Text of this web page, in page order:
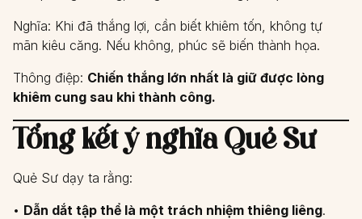
Nghĩa: Khi đã thắng lợi, cần biết khiêm tốn, không tự
mãn kiêu căng. Nếu không, phúc sẽ biến thành họa.
Thông điệp: Chiến thắng lớn nhất là giữ được lòng
khiêm cung sau khi thành công.
Tổng kết ý nghĩa Quẻ Sư
Quẻ Sư dạy ta rằng:
• Dẫn dắt tập thể là một trách nhiệm thiêng liêng.